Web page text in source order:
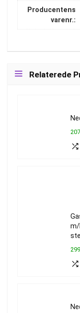
Producentens
varenr.:
Relaterede